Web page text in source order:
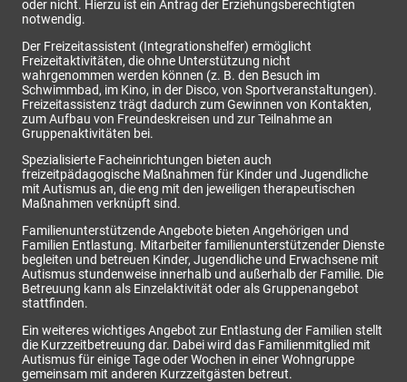
oder nicht. Hierzu ist ein Antrag der Erziehungsberechtigten
notwendig.
Der Freizeitassistent (Integrationshelfer) ermöglicht
Freizeitaktivitäten, die ohne Unterstützung nicht
wahrgenommen werden können (z. B. den Besuch im
Schwimmbad, im Kino, in der Disco, von Sportveranstaltungen).
Freizeitassistenz trägt dadurch zum Gewinnen von Kontakten,
zum Aufbau von Freundeskreisen und zur Teilnahme an
Gruppenaktivitäten bei.
Spezialisierte Facheinrichtungen bieten auch
freizeitpädagogische Maßnahmen für Kinder und Jugendliche
mit Autismus an, die eng mit den jeweiligen therapeutischen
Maßnahmen verknüpft sind.
Familienunterstützende Angebote bieten Angehörigen und
Familien Entlastung. Mitarbeiter familienunterstützender Dienste
begleiten und betreuen Kinder, Jugendliche und Erwachsene mit
Autismus stundenweise innerhalb und außerhalb der Familie. Die
Betreuung kann als Einzelaktivität oder als Gruppenangebot
stattfinden.
Ein weiteres wichtiges Angebot zur Entlastung der Familien stellt
die Kurzzeitbetreuung dar. Dabei wird das Familienmitglied mit
Autismus für einige Tage oder Wochen in einer Wohngruppe
gemeinsam mit anderen Kurzzeitgästen betreut.